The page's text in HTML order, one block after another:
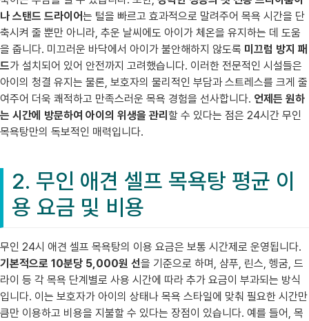
나 스탠드 드라이어는 털을 빠르고 효과적으로 말려주어 목욕 시간을 단
축시켜 줄 뿐만 아니라, 추운 날씨에도 아이가 체온을 유지하는 데 도움
을 줍니다. 미끄러운 바닥에서 아이가 불안해하지 않도록 미끄럼 방지 패
드가 설치되어 있어 안전까지 고려했습니다. 이러한 전문적인 시설들은
아이의 청결 유지는 물론, 보호자의 물리적인 부담과 스트레스를 크게 줄
여주어 더욱 쾌적하고 만족스러운 목욕 경험을 선사합니다. 언제든 원하
는 시간에 방문하여 아이의 위생을 관리 할 수 있다는 점은 24시간 무인
목욕탕만의 독보적인 매력입니다.
2. 무인 애견 셀프 목욕탕 평균 이
용 요금 및 비용
무인 24시 애견 셀프 목욕탕의 이용 요금은 보통 시간제로 운영됩니다.
기본적으로 10분당 5,000원 선을 기준으로 하며, 샴푸, 린스, 헹굼, 드
라이 등 각 목욕 단계별로 사용 시간에 따라 추가 요금이 부과되는 방식
입니다. 이는 보호자가 아이의 상태나 목욕 스타일에 맞춰 필요한 시간만
큼만 이용하고 비용을 지불할 수 있다는 장점이 있습니다. 예를 들어, 목